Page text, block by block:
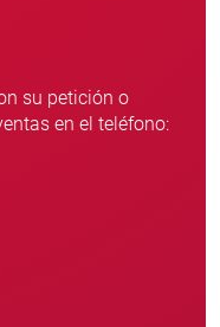
su petición o
en el teléfono: